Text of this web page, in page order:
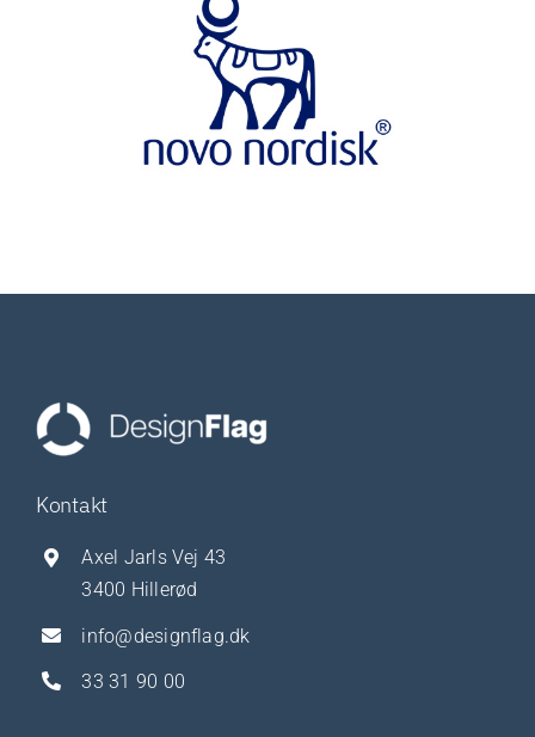
Kontakt
Axel Jarls Vej 43
3400 Hillerød
info@designflag.dk
33 31 90 00